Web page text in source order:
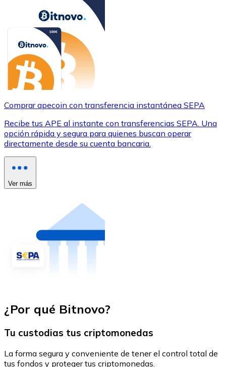
Comprar apecoin con transferencia instantánea SEPA
Recibe tus APE al instante con transferencias SEPA. Una
opción rápida y segura para quienes buscan operar
directamente desde su cuenta bancaria.
Ver más
¿Por qué Bitnovo?
Tu custodias tus criptomonedas
La forma segura y conveniente de tener el control total de
tus fondos y proteger tus criptomonedas.